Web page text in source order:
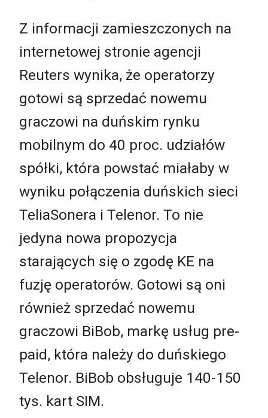
Z informacji zamieszczonych na
internetowej stronie agencji
Reuters wynika, że operatorzy
gotowi są sprzedać nowemu
graczowi na duńskim rynku
mobilnym do 40 proc. udziałów
spółki, która powstać miałaby w
wyniku połączenia duńskich sieci
TeliaSonera i Telenor. To nie
jedyna nowa propozycja
starających się o zgodę KE na
fuzję operatorów. Gotowi są oni
również sprzedać nowemu
graczowi BiBob, markę usług pre-
paid, która należy do duńskiego
Telenor. BiBob obsługuje 140-150
tys. kart SIM.